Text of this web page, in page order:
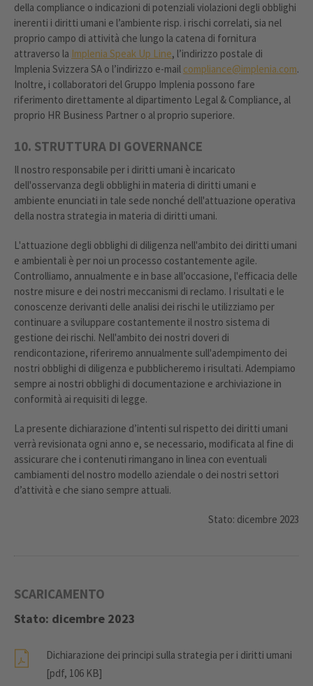
della compliance o indicazioni di potenziali violazioni degli obblighi
inerenti i diritti umani e l’ambiente risp. i rischi correlati, sia nel
proprio campo di attività che lungo la catena di fornitura
attraverso la Implenia Speak Up Line, l’indirizzo postale di
Implenia Svizzera SA o l’indirizzo e-mail compliance@implenia.com.
Inoltre, i collaboratori del Gruppo Implenia possono fare
riferimento direttamente al dipartimento Legal & Compliance, al
proprio HR Business Partner o al proprio superiore.
10. STRUTTURA DI GOVERNANCE
Il nostro responsabile per i diritti umani è incaricato
dell'osservanza degli obblighi in materia di diritti umani e
ambiente enunciati in tale sede nonché dell'attuazione operativa
della nostra strategia in materia di diritti umani.
L'attuazione degli obblighi di diligenza nell'ambito dei diritti umani
e ambientali è per noi un processo costantemente agile.
Controlliamo, annualmente e in base all’occasione, l'efficacia delle
nostre misure e dei nostri meccanismi di reclamo. I risultati e le
conoscenze derivanti delle analisi dei rischi le utilizziamo per
continuare a sviluppare costantemente il nostro sistema di
gestione dei rischi. Nell'ambito dei nostri doveri di
rendicontazione, riferiremo annualmente sull'adempimento dei
nostri obblighi di diligenza e pubblicheremo i risultati. Adempiamo
sempre ai nostri obblighi di documentazione e archiviazione in
conformità ai requisiti di legge.
La presente dichiarazione d’intenti sul rispetto dei diritti umani
verrà revisionata ogni anno e, se necessario, modificata al fine di
assicurare che i contenuti rimangano in linea con eventuali
cambiamenti del nostro modello aziendale o dei nostri settori
d’attività e che siano sempre attuali.
Stato: dicembre 2023
SCARICAMENTO
Stato: dicembre 2023
Dichiarazione dei principi sulla strategia per i diritti umani
[pdf, 106 KB]